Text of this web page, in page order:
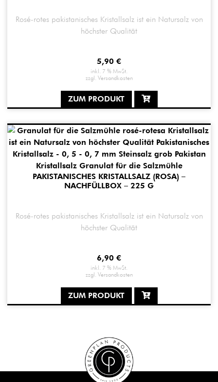
Rosé-rotes pakistanisches Kristallsalz ist ein Natursalz von
höchster Qualität
5,90 €
inkl. 7 % MwSt.
zzgl. Versandkosten
ZUM PRODUKT
PAKISTANISCHES KRISTALLSALZ (ROSA) –
NACHFÜLLBOX – 225 G
Rosé-rotes pakistanisches Kristallsalz ist ein Natursalz von
höchster Qualität
6,90 €
inkl. 7 % MwSt.
zzgl. Versandkosten
ZUM PRODUKT